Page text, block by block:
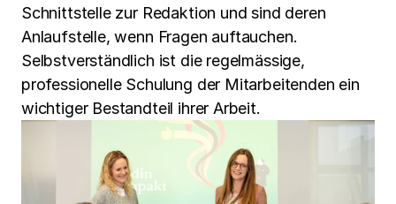
Schnittstelle zur Redaktion und sind deren
Anlaufstelle, wenn Fragen auftauchen.
Selbstverständlich ist die regelmässige,
professionelle Schulung der Mitarbeitenden ein
wichtiger Bestandteil ihrer Arbeit.